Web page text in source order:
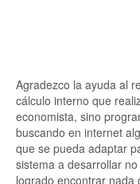
Agradezco la ayuda al
cálculo interno que
economista, sino
buscando en internet
que se pueda adaptar
sistema a desarrollar
logrado encontrar nada